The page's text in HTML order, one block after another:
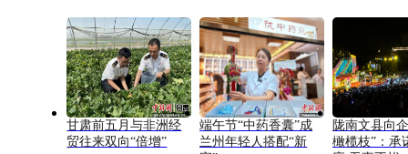
甘肃前五月与非洲经
贸往来双向“倍增”
端午节“中药香囊”成
兰州年轻人搭配“新
陇南文县向
橄榄枝”：承